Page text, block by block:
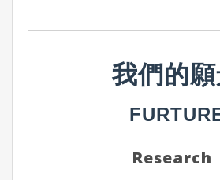
我們的
Research